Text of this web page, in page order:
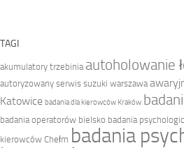
TAGI
akumulatory trzebinia autoholowanie
autoryzowany serwis suzuki warszawa
Katowice badania dla kierowców Kraków
badania operatorów bielsko badania
kierowców Chełm badania